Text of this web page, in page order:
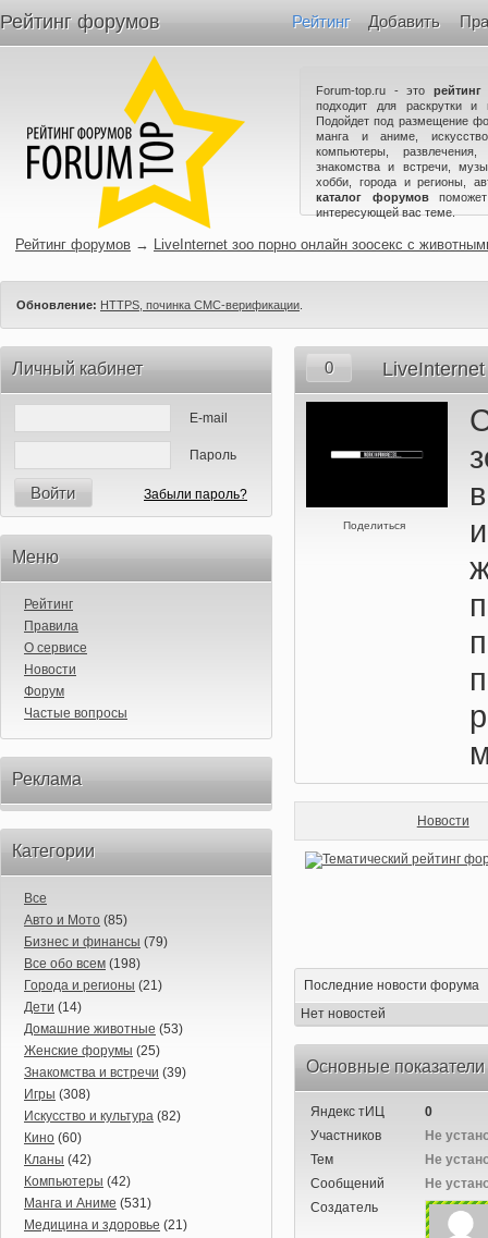
Рейтинг форумов Рейтинг Добавить
Forum-top.ru - это
подходит для раскрутки и
Подойдет под размещение
манга и аниме,
компьютеры,
знакомства и встречи,
хобби, города и регионы,
каталог форумов
интересующей вас теме.
Рейтинг форумов → LiveInternet зоо порно онлайн зоосекс с
Обновление: HTTPS, починка СМС-верификации
Личный кабинет
E-mail
Пароль
Войти Забыли пароль?
Меню
Рейтинг
Правила
О сервисе
Новости
Форум
Частые вопросы
Реклама
Категории
Все
Авто и Мото (85)
Бизнес и финансы (79)
Все обо всем (198)
Города и регионы (21)
Дети (14)
Домашние животные (53)
Женские форумы (25)
Знакомства и встречи (39)
Игры (308)
Искусство и культура (82)
Кино (60)
Кланы (42)
Компьютеры (42)
Манга и Аниме (531)
Медицина и здоровье (21)
0
Поделиться
Новости
Последние новости форума
Нет новостей
Основные
Яндекс тИЦ
0
Участников
Не
Тем
Не
Сообщений
Не
Создатель